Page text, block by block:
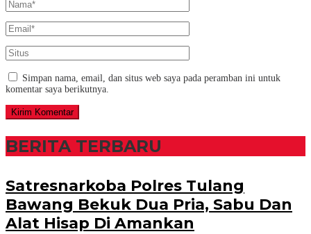
Simpan nama, email, dan situs web saya pada peramban ini untuk
komentar saya berikutnya.
BERITA TERBARU
Satresnarkoba Polres Tulang
Bawang Bekuk Dua Pria, Sabu Dan
Alat Hisap Di Amankan